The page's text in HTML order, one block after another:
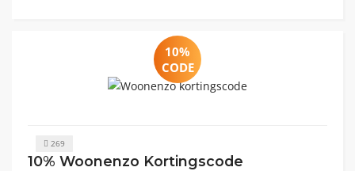
10%
CODE
269
10% Woonenzo Kortingscode